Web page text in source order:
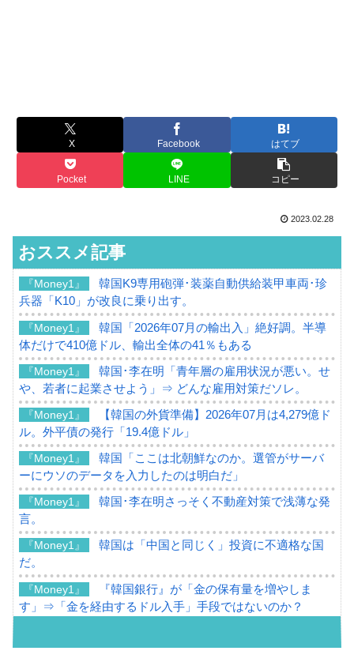
X Facebook はてブ
Pocket LINE コピー
2023.02.28
おススメ記事
『Money1』
韓国K9専用砲弾･装薬自動供給装甲車両･珍
兵器「K10」が改良に乗り出す。
『Money1』
韓国「2026年07月の輸出入」絶好調。半導
体だけで410億ドル、輸出全体の41％もある
『Money1』
韓国･李在明「青年層の雇用状況が悪い。せ
や、若者に起業させよう」⇒ どんな雇用対策だソレ。
『Money1』
【韓国の外貨準備】2026年07月は4,279億ド
ル。外平債の発行「19.4億ドル」
『Money1』
韓国「ここは北朝鮮なのか。選管がサーバ
ーにウソのデータを入力したのは明白だ」
『Money1』
韓国･李在明さっそく不動産対策で浅薄な発
言。
『Money1』
韓国は「中国と同じく」投資に不適格な国
だ。
『Money1』
『韓国銀行』が「金の保有量を増やしま
す」⇒「金を経由するドル入手」手段ではないのか？
ル」まで拡大 ⇒ 海外資金の動きに強く左右される状態